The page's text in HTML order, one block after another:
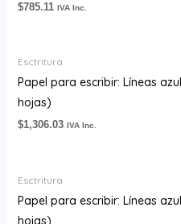
$785.11 IVA Inc.
Esctritura
Papel para escribir: Líneas
hojas)
$1,306.03 IVA Inc.
Esctritura
Papel para escribir: Líneas
hojas)